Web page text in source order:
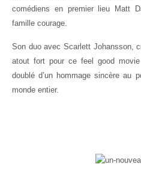
comédiens en premier lieu Matt
famille courage.
Son duo avec Scarlett Johansson,
atout fort pour ce feel good
doublé d’un hommage sincère au
monde entier.